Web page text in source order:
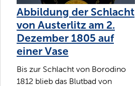
Abbildung der Schlacht
von Austerlitz am 2.
Dezember 1805 auf
einer Vase
Bis zur Schlacht von Borodino
1812 blieb das Blutbad von